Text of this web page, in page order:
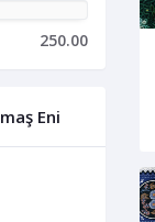
250.00
Eni